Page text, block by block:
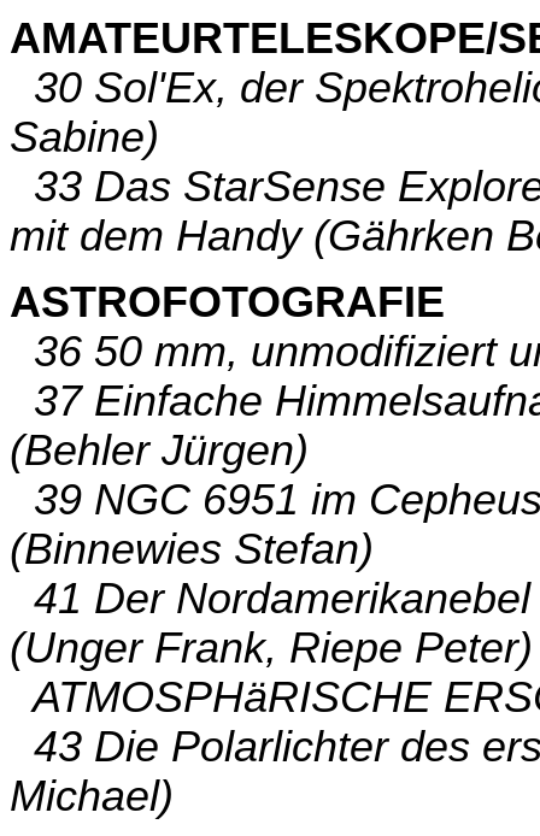
AMATEURTELESKOPE/
30 Sol'Ex, der
Sabine)
33 Das StarSense
mit dem Handy (Gährken
ASTROFOTOGRAFIE
36 50 mm, unmodifiziert
37 Einfache
(Behler Jürgen)
39 NGC 6951 im
(Binnewies Stefan)
41 Der
(Unger Frank, Riepe Peter)
ATMOSPHäRISCHE
43 Die Polarlichter des
Michael)